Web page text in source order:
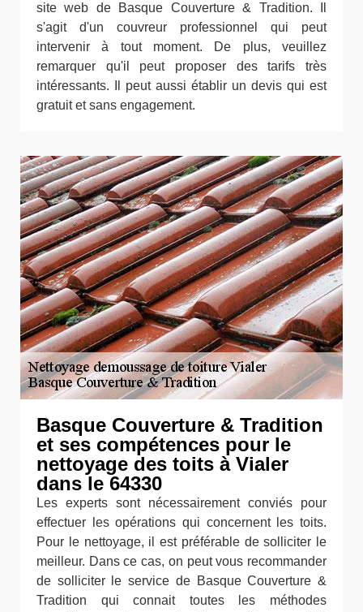
site web de Basque Couverture & Tradition. Il
s'agit d'un couvreur professionnel qui peut
intervenir à tout moment. De plus, veuillez
remarquer qu'il peut proposer des tarifs très
intéressants. Il peut aussi établir un devis qui est
gratuit et sans engagement.
Basque Couverture & Tradition
et ses compétences pour le
nettoyage des toits à Vialer
dans le 64330
Les experts sont nécessairement conviés pour
effectuer les opérations qui concernent les toits.
Pour le nettoyage, il est préférable de solliciter le
meilleur. Dans ce cas, on peut vous recommander
de solliciter le service de Basque Couverture &
Tradition qui connait toutes les méthodes